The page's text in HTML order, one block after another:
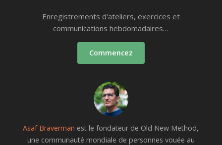
Enregistrements d'ateliers, exercices et
communications hebdomadaires…
Commencez
Asaf Braverman est le fondateur de Old New Method,
une communauté mondiale de personnes vouée au